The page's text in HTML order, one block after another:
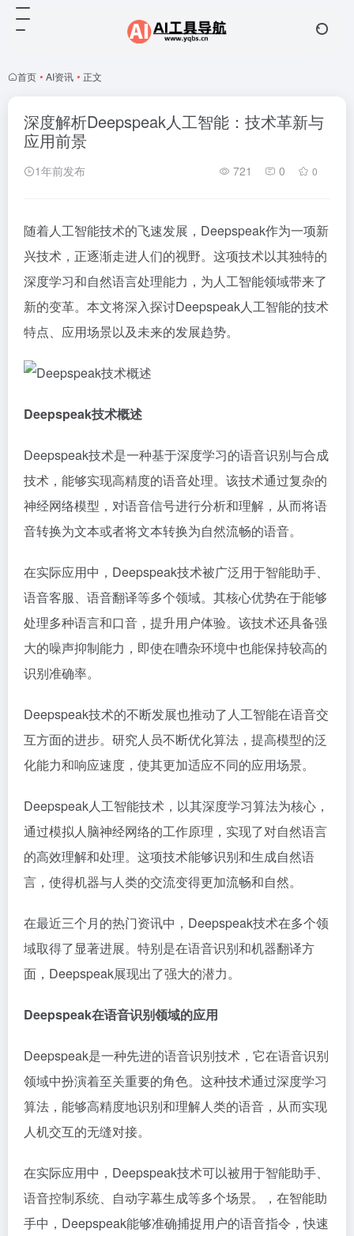
首页 • AI资讯 • 正文
深度解析Deepspeak人工智能：技术革新与
应用前景
1年前发布 721 0 0
随着人工智能技术的飞速发展，Deepspeak作为一项新
兴技术，正逐渐走进人们的视野。这项技术以其独特的
深度学习和自然语言处理能力，为人工智能领域带来了
新的变革。本文将深入探讨Deepspeak人工智能的技术
特点、应用场景以及未来的发展趋势。
Deepspeak技术概述
Deepspeak技术是一种基于深度学习的语音识别与合成
技术，能够实现高精度的语音处理。该技术通过复杂的
神经网络模型，对语音信号进行分析和理解，从而将语
音转换为文本或者将文本转换为自然流畅的语音。
在实际应用中，Deepspeak技术被广泛用于智能助手、
语音客服、语音翻译等多个领域。其核心优势在于能够
处理多种语言和口音，提升用户体验。该技术还具备强
大的噪声抑制能力，即使在嘈杂环境中也能保持较高的
识别准确率。
Deepspeak技术的不断发展也推动了人工智能在语音交
互方面的进步。研究人员不断优化算法，提高模型的泛
化能力和响应速度，使其更加适应不同的应用场景。
Deepspeak人工智能技术，以其深度学习算法为核心，
通过模拟人脑神经网络的工作原理，实现了对自然语言
的高效理解和处理。这项技术能够识别和生成自然语
言，使得机器与人类的交流变得更加流畅和自然。
在最近三个月的热门资讯中，Deepspeak技术在多个领
域取得了显著进展。特别是在语音识别和机器翻译方
面，Deepspeak展现出了强大的潜力。
Deepspeak在语音识别领域的应用
Deepspeak是一种先进的语音识别技术，它在语音识别
领域中扮演着至关重要的角色。这种技术通过深度学习
算法，能够高精度地识别和理解人类的语音，从而实现
人机交互的无缝对接。
在实际应用中，Deepspeak技术可以被用于智能助手、
语音控制系统、自动字幕生成等多个场景。，在智能助
手中，Deepspeak能够准确捕捉用户的语音指令，快速